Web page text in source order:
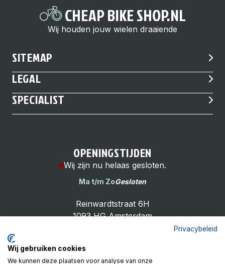
CHEAP BIKE SHOP.NL
Wij houden jouw wielen draaiende
SITEMAP
LEGAL
SPECIALIST
OPENINGSTIJDEN
Wij zijn nu helaas gesloten.
Ma t/m ZoGesloten
Reinwardtstraat 6H
1093 HG Amsterdam
Privacybeleid
Wij gebruiken cookies
We kunnen deze plaatsen voor analyse van onze